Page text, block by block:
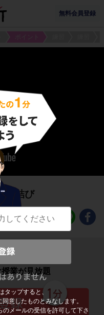
無料会員登録
タップすると、
同意したものとみなします。
メールの受信を許可して下さ
り結び
学び直しまで
業が見放題